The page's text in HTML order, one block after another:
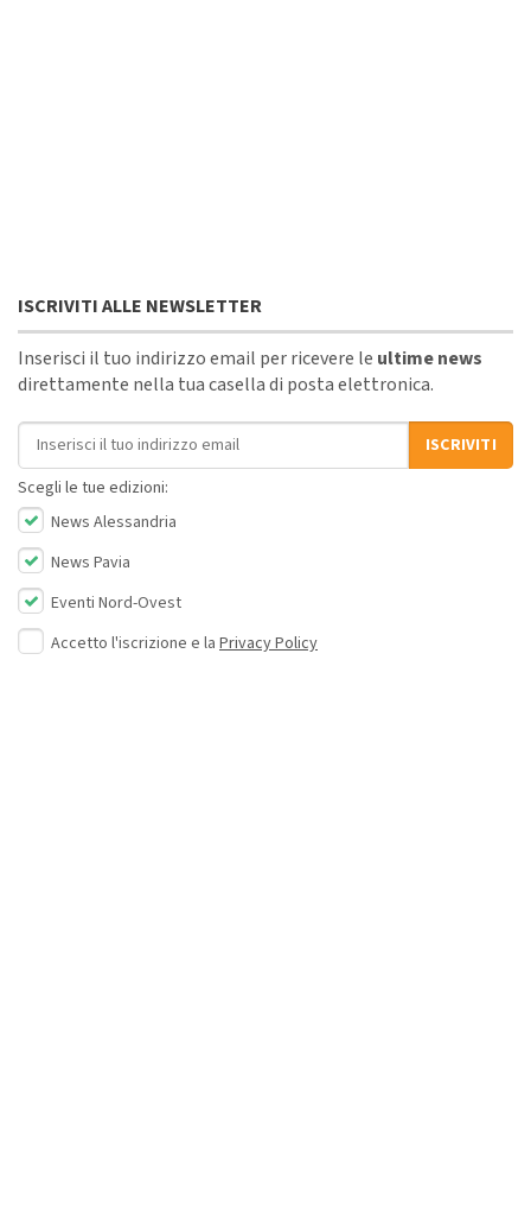
ISCRIVITI ALLE NEWSLETTER
Inserisci il tuo indirizzo email per ricevere le ultime news
direttamente nella tua casella di posta elettronica.
Indirizzo email
ISCRIVITI
Scegli le tue edizioni:
News Alessandria
News Pavia
Eventi Nord-Ovest
Accetto l'iscrizione e la Privacy Policy